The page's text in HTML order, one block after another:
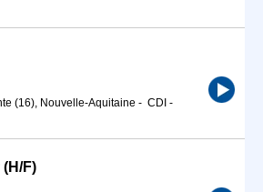
(16), Nouvelle-Aquitaine - CDI -
F)